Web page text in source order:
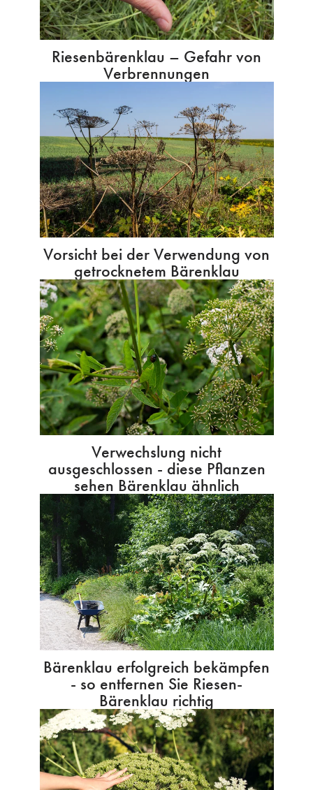
Riesenbärenklau – Gefahr von
Verbrennungen
Vorsicht bei der Verwendung von
getrocknetem Bärenklau
Verwechslung nicht
ausgeschlossen - diese Pflanzen
sehen Bärenklau ähnlich
Bärenklau erfolgreich bekämpfen
- so entfernen Sie Riesen-
Bärenklau richtig